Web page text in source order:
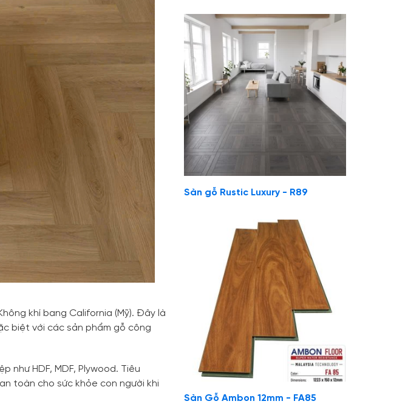
khí bang California (Mỹ). Đây là
biệt với các sản phẩm gỗ công
như HDF, MDF, Plywood. Tiêu
toàn cho sức khỏe con người khi
Sàn gỗ Rustic Luxury - R89
Sàn Gỗ Ambon 12mm - FA85